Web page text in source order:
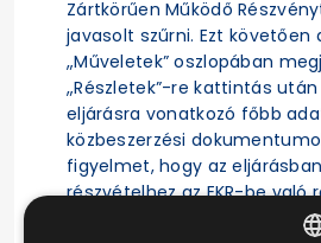
Zártkörűen Működő
javasolt szűrni. Ezt követően
„Műveletek” oszlopában
„Részletek”-re kattintás
eljárásra vonatkozó főbb
közbeszerzési
figyelmet, hogy az
részvételhez az EKR-be való